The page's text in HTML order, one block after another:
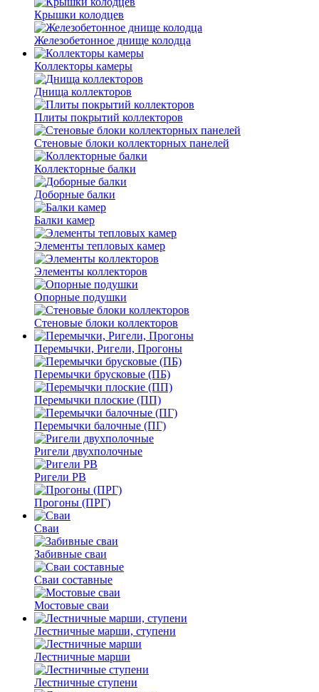
Крышки колодцев
Железобетонное днище колодца
Коллекторы камеры
Днища коллекторов
Плиты покрытий коллекторов
Стеновые блоки коллекторных панелей
Коллекторные балки
Доборные балки
Балки камер
Элементы тепловых камер
Элементы коллекторов
Опорные подушки
Стеновые блоки коллекторов
Перемычки, Ригели, Прогоны
Перемычки брусковые (ПБ)
Перемычки плоские (ПП)
Перемычки балочные (ПГ)
Ригели двухполочные
Ригели РВ
Прогоны (ПРГ)
Сваи
Забивные сваи
Сваи составные
Мостовые сваи
Лестничные марши, ступени
Лестничные марши
Лестничные ступени